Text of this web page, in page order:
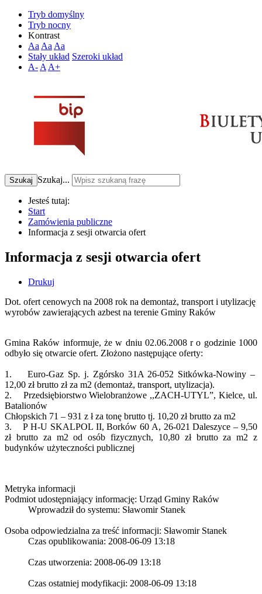
Tryb domyślny
Tryb nocny
Kontrast
Aa Aa Aa
Stały układ Szeroki układ
A- A A+
Szukaj Szukaj...
Jesteś tutaj:
Start
Zamówienia publiczne
Informacja z sesji otwarcia ofert
Informacja z sesji otwarcia ofert
Drukuj
Dot. ofert cenowych na 2008 rok na demontaż, transport i utylizację
wyrobów zawierających azbest na terenie Gminy Raków
Gmina Raków informuje, że w dniu 02.06.2008 r o godzinie 1000
odbyło się otwarcie ofert. Złożono następujące oferty:
1. Euro-Gaz Sp. j. Zgórsko 31A 26-052 Sitkówka-Nowiny –
12,00 zł brutto zł za m2 (demontaż, transport, utylizacja).
2. Przedsiębiorstwo Wielobranżowe ,,ZACH-UTYL”, Kielce, ul.
Batalionów
Chłopskich 71 – 931 z ł za tonę brutto tj. 10,20 zł brutto za m2
3. P H-U SKALPOL II, Borków 60 A, 26-021 Daleszyce – 9,50
zł brutto za m2 od osób fizycznych, 10,80 zł brutto za m2 z
budynków użyteczności publicznej
Metryka informacji
Podmiot udostępniający informację: Urząd Gminy Raków
Wprowadził do systemu: Sławomir Stanek
Osoba odpowiedzialna za treść informacji: Sławomir Stanek
Czas opublikowania: 2008-06-09 13:18
Czas utworzenia: 2008-06-09 13:18
Czas ostatniej modyfikacji: 2008-06-09 13:18